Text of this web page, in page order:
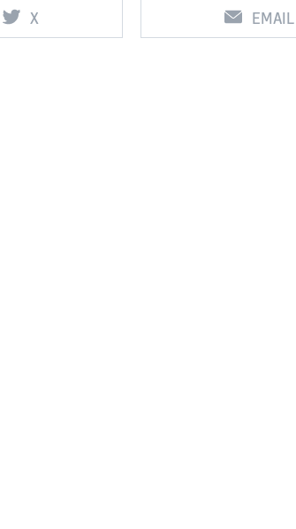
X EMAIL